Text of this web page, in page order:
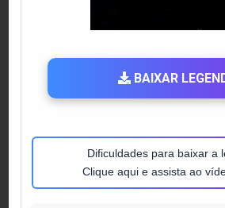
BAIXAR
Dificuldades para baixar a
Clique aqui e assista ao